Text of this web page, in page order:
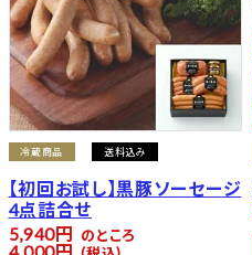
冷蔵商品 送料込み
【初回お試し】黒豚ソーセージ
4点詰合せ
5,940 のところ